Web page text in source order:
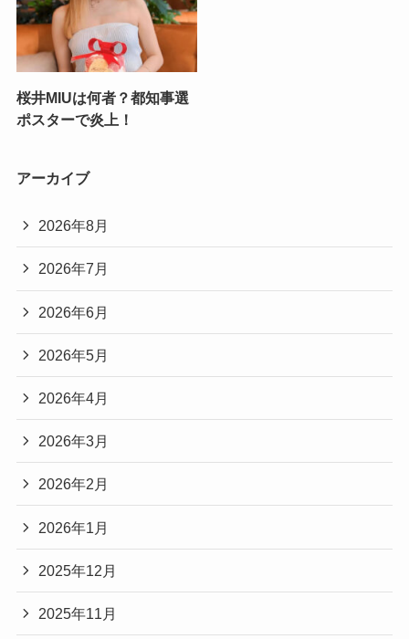
桜井MIUは何者？都知事選
ポスターで炎上！
アーカイブ
2026年8月
2026年7月
2026年6月
2026年5月
2026年4月
2026年3月
2026年2月
2026年1月
2025年12月
2025年11月